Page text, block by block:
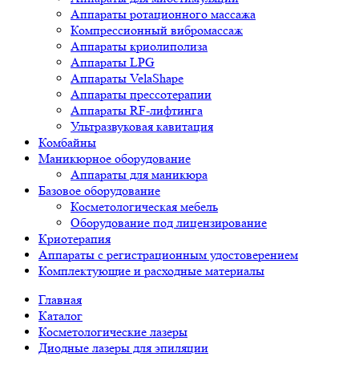
Аппараты ротационного массажа
Компрессионный вибромассаж
Аппараты криолиполиза
Аппараты LPG
Аппараты VelaShape
Аппараты прессотерапии
Аппараты RF-лифтинга
Ультразвуковая кавитация
Комбайны
Маникюрное оборудование
Аппараты для маникюра
Базовое оборудование
Косметологическая мебель
Оборудование под лицензирование
Криотерапия
Аппараты c регистрационным удостоверением
Комплектующие и расходные материалы
Главная
Каталог
Косметологические лазеры
Диодные лазеры для эпиляции